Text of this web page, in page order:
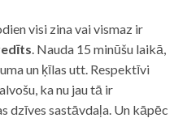
visi zina vai vismaz ir
. Nauda 15 minūšu laikā,
un ķīlas utt. Respektīvi
ka nu jau tā ir
dzīves sastāvdaļa. Un kāpēc